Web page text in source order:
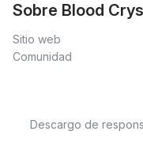
Sobre Blood
Sitio web
Comunidad
Descargo de